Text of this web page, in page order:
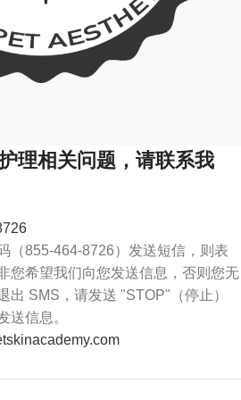
理相关问题，请联系我
（855-464-8726）发送短信，则表
您希望我们向您发送信息，否则您无
出 SMS，请发送 "STOP"（停止）
送信息。